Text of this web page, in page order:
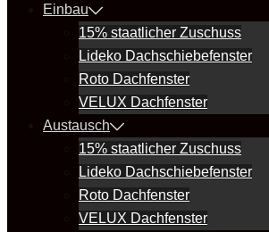
Einbau
15% staatlicher Zuschuss
Lideko Dachschiebefenster
Roto Dachfenster
VELUX Dachfenster
Austausch
15% staatlicher Zuschuss
Lideko Dachschiebefenster
Roto Dachfenster
VELUX Dachfenster